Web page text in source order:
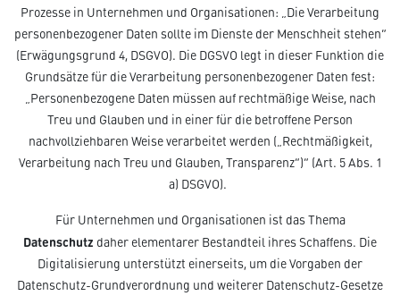
Prozesse in Unternehmen und Organisationen: „Die Verarbeitung
personenbezogener Daten sollte im Dienste der Menschheit stehen“
(Erwägungsgrund 4, DSGVO). Die DGSVO legt in dieser Funktion die
Grundsätze für die Verarbeitung personenbezogener Daten fest:
„Personenbezogene Daten müssen auf rechtmäßige Weise, nach
Treu und Glauben und in einer für die betroffene Person
nachvollziehbaren Weise verarbeitet werden („Rechtmäßigkeit,
Verarbeitung nach Treu und Glauben, Transparenz“)“ (Art. 5 Abs. 1
a) DSGVO).
Für Unternehmen und Organisationen ist das Thema
Datenschutz daher elementarer Bestandteil ihres Schaffens. Die
Digitalisierung unterstützt einerseits, um die Vorgaben der
Datenschutz-Grundverordnung und weiterer Datenschutz-Gesetze